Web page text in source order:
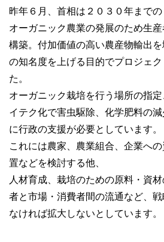
昨年６月、首相は２０３０年までの
オーガニック農業の発展のため生
構築。付加価値の高い農産物輸出
の知名度を上げる目的でプロジェ
た。
オーガニック栽培を行う場所の指
イテク化で害虫駆除、化学肥料の
に行政の支援が必要としています。
これには農家、農業組合、企業へ
置などを検討する他、
人材育成、栽培のための原料・資
者と市場・消費者間の流通など、
なければ拡大しないとしています。